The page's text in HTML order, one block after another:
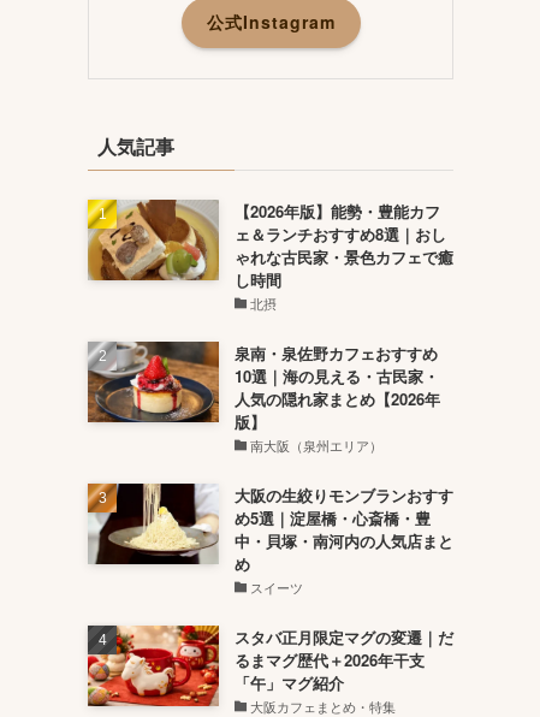
公式Instagram
人気記事
【2026年版】能勢・豊能カフ
ェ＆ランチおすすめ8選｜おし
ゃれな古民家・景色カフェで癒
し時間
北摂
泉南・泉佐野カフェおすすめ
10選｜海の見える・古民家・
人気の隠れ家まとめ【2026年
版】
南大阪（泉州エリア）
大阪の生絞りモンブランおすす
め5選｜淀屋橋・心斎橋・豊
中・貝塚・南河内の人気店まと
め
スイーツ
スタバ正月限定マグの変遷｜だ
るまマグ歴代＋2026年干支
「午」マグ紹介
大阪カフェまとめ・特集